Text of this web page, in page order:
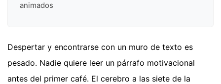
animados
Despertar y encontrarse con un muro de texto es
pesado. Nadie quiere leer un párrafo motivacional
antes del primer café. El cerebro a las siete de la